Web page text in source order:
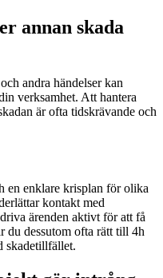
annan skada
andra händelser kan
verksamhet. Att hantera
är ofta tidskrävande och
en enklare krisplan för olika
kontakt med
ärenden aktivt för att få
du dessutom ofta rätt till 4h
skadetillfället.